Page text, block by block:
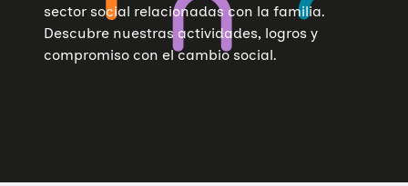
sector social relacionadas con la familia.
Descubre nuestras actividades, logros y
compromiso con el cambio social.